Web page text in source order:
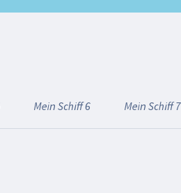
Mein Schiff 6 Mein Schiff 7